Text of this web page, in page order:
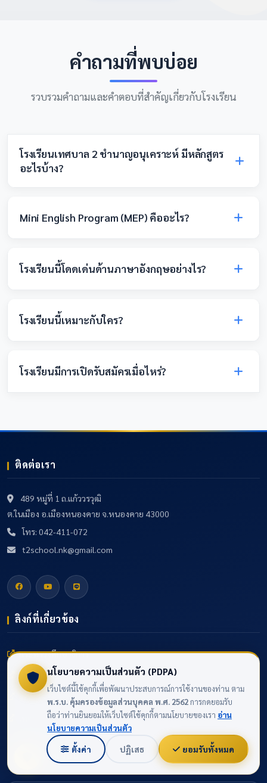
นโยบายความเป็นส่วนตัว (PDPA)
เว็บไซต์นี้ใช้คุกกี้เพื่อพัฒนาประสบการณ์การใช้งานของท่าน ตาม
พ.ร.บ. คุ้มครองข้อมูลส่วนบุคคล พ.ศ. 2562การกดยอมรับ
ถือว่าท่านยินยอมให้เว็บไซต์ใช้คุกกี้ตามนโยบายของเรา อ่าน
นโยบายความเป็นส่วนตัว
ตั้งค่า ปฏิเสธ ยอมรับทั้งหมด
คำถามที่พบบ่อย
รวบรวมคำถามและคำตอบที่สำคัญเกี่ยวกับโรงเรียน
โรงเรียนเทศบาล 2 ชำนาญอนุเคราะห์ มีหลักสูตร
อะไรบ้าง?
สอนภาษาอังกฤษควบคู่กับวิชาอื่น ๆ รวมถึงวิชาโค้ดดิ้ง
เทคโนโลยี และหุ่นยนต์ เพื่อพัฒนาผู้เรียนอย่างรอบด้าน
Mini English Program (MEP) คืออะไร?
วิชา เช่น วิทยาศาสตร์ คณิตศาสตร์ และเทคโนโลยี เพื่อ
สร้างความมั่นใจในการใช้ภาษาอังกฤษของผู้เรียน
โรงเรียนนี้โดดเด่นด้านภาษาอังกฤษอย่างไร?
Program (MEP) ซึ่งเน้นการพัฒนาทักษะการใช้ภาษา
อังกฤษในทุกมิติ โดยใช้ภาษาอังกฤษในการสอนวิชาหลัก
โรงเรียนนี้เหมาะกับใคร?
คุณภาพ เน้นภาษาอังกฤษ เทคโนโลยี และมีการอนุรักษ์
วัฒนธรรมท้องถิ่น
โรงเรียนมีการเปิดรับสมัครเมื่อไหร่?
ติดต่อเรา
489 หมู่ที่ 1 ถ.แก้ววรวุฒิ
ต.ในเมือง อ.เมืองหนองคาย จ.หนองคาย 43000
โทร: 042-411-072
t2school.nk@gmail.com
ลิงก์ที่เกี่ยวข้อง
กระทรวงศึกษาธิการ
สำนักงานคณะกรรมการการศึกษาขั้นพื้นฐาน
ระบบสารสนเทศทางการศึกษาท้องถิ่น
เทศบาลเมืองหนองคาย
แผนที่โรงเรียน